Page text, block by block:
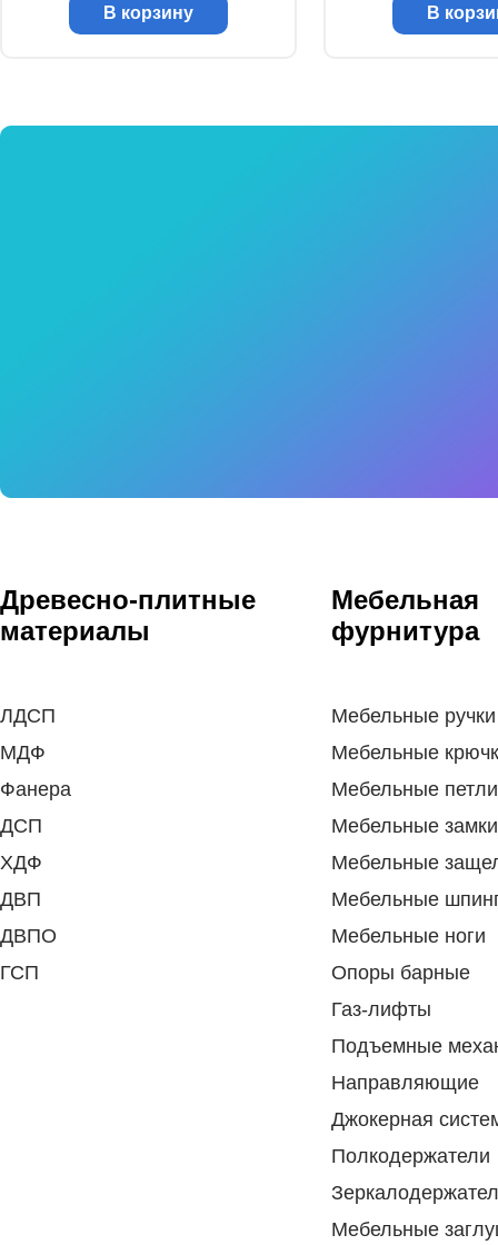
В корзину В
Древесно-плитные
материалы
ЛДСП
МДФ
Фанера
ДСП
ХДФ
ДВП
ДВПО
ГСП
Мебельная
фурнитура
Мебельные ручки
Мебельные
Мебельные петли
Мебельные замки
Мебельные
Мебельные
Мебельные ноги
Опоры барные
Газ-лифты
Подъемные
Направляющие
Джокерная
Полкодержатели
Мебельные